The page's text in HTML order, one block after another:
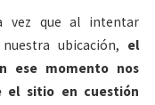
vez que al intentar
ubicación, el
ese momento nos
el sitio en cuestión